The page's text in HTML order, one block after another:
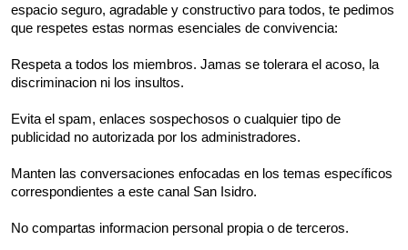
espacio seguro, agradable y constructivo para todos, te pedimos
que respetes estas normas esenciales de convivencia:
Respeta a todos los miembros. Jamas se tolerara el acoso, la
discriminacion ni los insultos.
Evita el spam, enlaces sospechosos o cualquier tipo de
publicidad no autorizada por los administradores.
Manten las conversaciones enfocadas en los temas específicos
correspondientes a este canal San Isidro.
No compartas informacion personal propia o de terceros.